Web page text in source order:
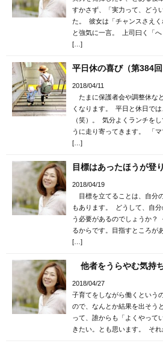
すかさず、「実力って、どう
た。 彼女は「チャンスさえく
と強気に一言。 上司曰く「
[…]
平日休の喜び（第384回
2018/04/11
たまに保護者会や調整休な
くなります。 平日と休日で
（笑）。 気分よくランチを
うに走り寄ってきます。 「
[…]
目標はあったほうが登
2018/04/19
目標を立てることは、自分
もあります。 どうして、自
う必要があるのでしょうか？
るからです。目指すところが
[…]
他者をうらやむ気持
2018/04/27
子育てをしながら働くという
ので、なんとか結果を出そう
って、誰からも「よくやって
きたい。とも思います。 そ